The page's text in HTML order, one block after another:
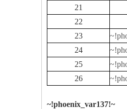
21
22
23
24
25
26
~!phoenix_var137!~